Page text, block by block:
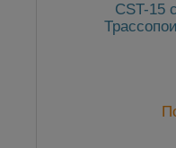
CST-15